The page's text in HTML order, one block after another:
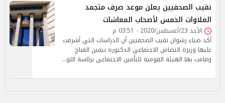
نقيب الصحفيين يعلن موعد صرف متجمد
العلاوات الخمس لأصحاب المعاشات
الأحد 23/أغسطس/2020 - 03:51 م
أكد ضياء رشوان نقيب الصحفيين أن الدراسات التي أشرفت
عليها وزيرة التضامن الاجتماعي الدكتورة نيفين القباج
وقامت بها الهيئة القومية للتأمين الاجتماعى برئاسة اللو…